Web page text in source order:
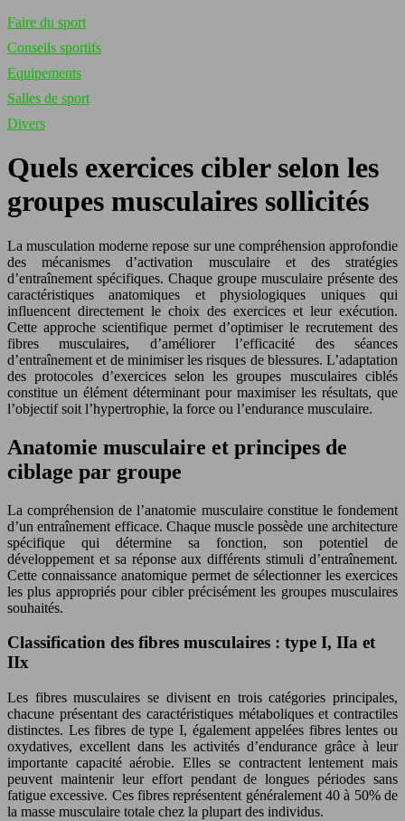
Faire du sport
Conseils sportifs
Equipements
Salles de sport
Divers
Quels exercices cibler selon les
groupes musculaires sollicités
La musculation moderne repose sur une compréhension approfondie
des mécanismes d’activation musculaire et des stratégies
d’entraînement spécifiques. Chaque groupe musculaire présente des
caractéristiques anatomiques et physiologiques uniques qui
influencent directement le choix des exercices et leur exécution.
Cette approche scientifique permet d’optimiser le recrutement des
fibres musculaires, d’améliorer l’efficacité des séances
d’entraînement et de minimiser les risques de blessures. L’adaptation
des protocoles d’exercices selon les groupes musculaires ciblés
constitue un élément déterminant pour maximiser les résultats, que
l’objectif soit l’hypertrophie, la force ou l’endurance musculaire.
Anatomie musculaire et principes de
ciblage par groupe
La compréhension de l’anatomie musculaire constitue le fondement
d’un entraînement efficace. Chaque muscle possède une architecture
spécifique qui détermine sa fonction, son potentiel de
développement et sa réponse aux différents stimuli d’entraînement.
Cette connaissance anatomique permet de sélectionner les exercices
les plus appropriés pour cibler précisément les groupes musculaires
souhaités.
Classification des fibres musculaires : type I, IIa et
IIx
Les fibres musculaires se divisent en trois catégories principales,
chacune présentant des caractéristiques métaboliques et contractiles
distinctes. Les fibres de type I, également appelées fibres lentes ou
oxydatives, excellent dans les activités d’endurance grâce à leur
importante capacité aérobie. Elles se contractent lentement mais
peuvent maintenir leur effort pendant de longues périodes sans
fatigue excessive. Ces fibres représentent généralement 40 à 50% de
la masse musculaire totale chez la plupart des individus.